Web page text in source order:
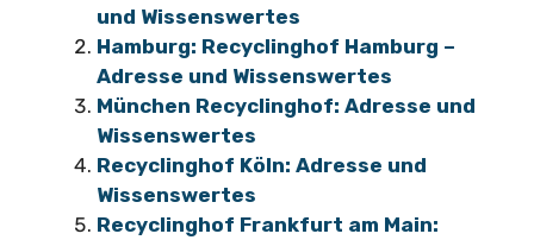
und Wissenswertes
Hamburg: Recyclinghof Hamburg –
Adresse und Wissenswertes
München Recyclinghof: Adresse und
Wissenswertes
Recyclinghof Köln: Adresse und
Wissenswertes
Recyclinghof Frankfurt am Main: